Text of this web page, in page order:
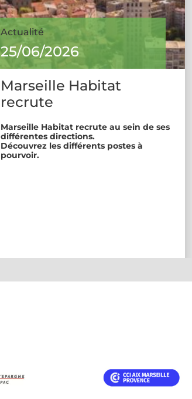
Actualité
25/06/2026
Marseille Habitat
recrute
Marseille Habitat recrute au sein de ses
différentes directions.
Découvrez les différents postes à
pourvoir.